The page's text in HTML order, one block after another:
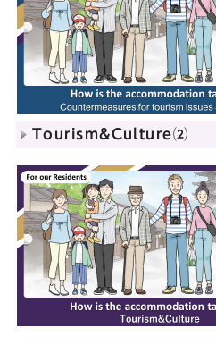
Tourism&Culture⑵